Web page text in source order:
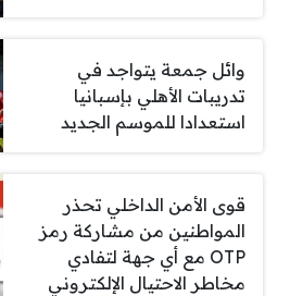
وائل جمعة يتواجد في
تدريبات الأهلي بإسبانيا
استعدادا للموسم الجديد
قوى الأمن الداخلي تحذر
المواطنين من مشاركة رمز
OTP مع أي جهة لتفادي
مخاطر الاحتيال الإلكتروني